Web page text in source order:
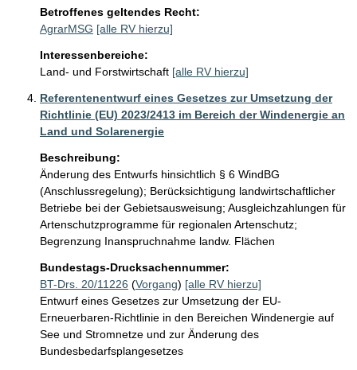
Betroffenes geltendes Recht:
AgrarMSG [alle RV hierzu]
Interessenbereiche:
Land- und Forstwirtschaft [alle RV hierzu]
Referentenentwurf eines Gesetzes zur Umsetzung der
Richtlinie (EU) 2023/2413 im Bereich der Windenergie an
Land und Solarenergie
Beschreibung:
Änderung des Entwurfs hinsichtlich § 6 WindBG
(Anschlussregelung); Berücksichtigung landwirtschaftlicher
Betriebe bei der Gebietsausweisung; Ausgleichzahlungen für
Artenschutzprogramme für regionalen Artenschutz;
Begrenzung Inanspruchnahme landw. Flächen
Bundestags-Drucksachennummer:
BT-Drs. 20/11226 (Vorgang) [alle RV hierzu]
Entwurf eines Gesetzes zur Umsetzung der EU-
Erneuerbaren-Richtlinie in den Bereichen Windenergie auf
See und Stromnetze und zur Änderung des
Bundesbedarfsplangesetzes